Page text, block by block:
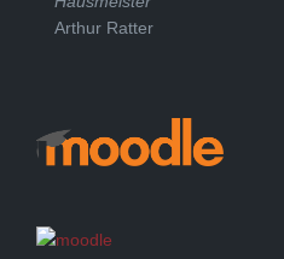
Arthur Ratter